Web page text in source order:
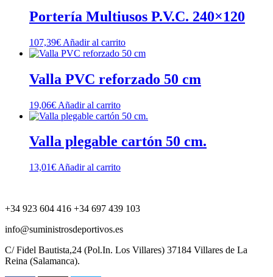
Portería Multiusos P.V.C. 240×120
107,39€ Añadir al carrito
Valla PVC reforzado 50 cm
19,06€ Añadir al carrito
Valla plegable cartón 50 cm.
13,01€ Añadir al carrito
+34 923 604 416 +34 697 439 103
info@suministrosdeportivos.es
C/ Fidel Bautista,24 (Pol.In. Los Villares) 37184 Villares de La
Reina (Salamanca).